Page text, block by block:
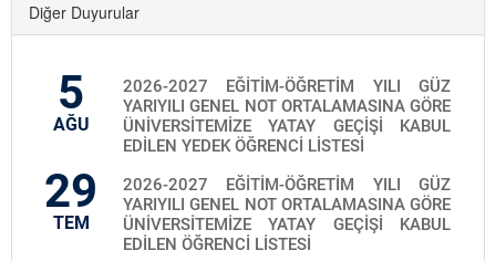
Diğer Duyurular
5
AĞU
2026-2027 EĞİTİM-ÖĞRETİM YILI GÜZ
YARIYILI GENEL NOT ORTALAMASINA GÖRE
ÜNİVERSİTEMİZE YATAY GEÇİŞİ KABUL
EDİLEN YEDEK ÖĞRENCİ LİSTESİ
29
TEM
2026-2027 EĞİTİM-ÖĞRETİM YILI GÜZ
YARIYILI GENEL NOT ORTALAMASINA GÖRE
ÜNİVERSİTEMİZE YATAY GEÇİŞİ KABUL
EDİLEN ÖĞRENCİ LİSTESİ